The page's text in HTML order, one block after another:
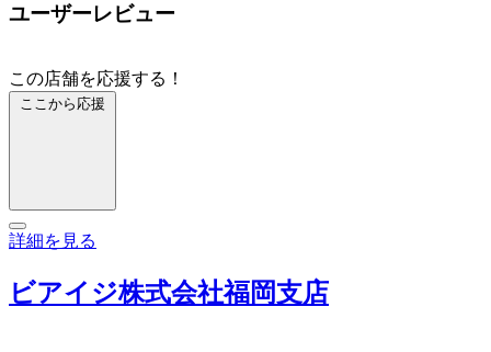
ユーザーレビュー
この店舗を応援する！
ここから応援
詳細を見る
ビアイジ株式会社福岡支店